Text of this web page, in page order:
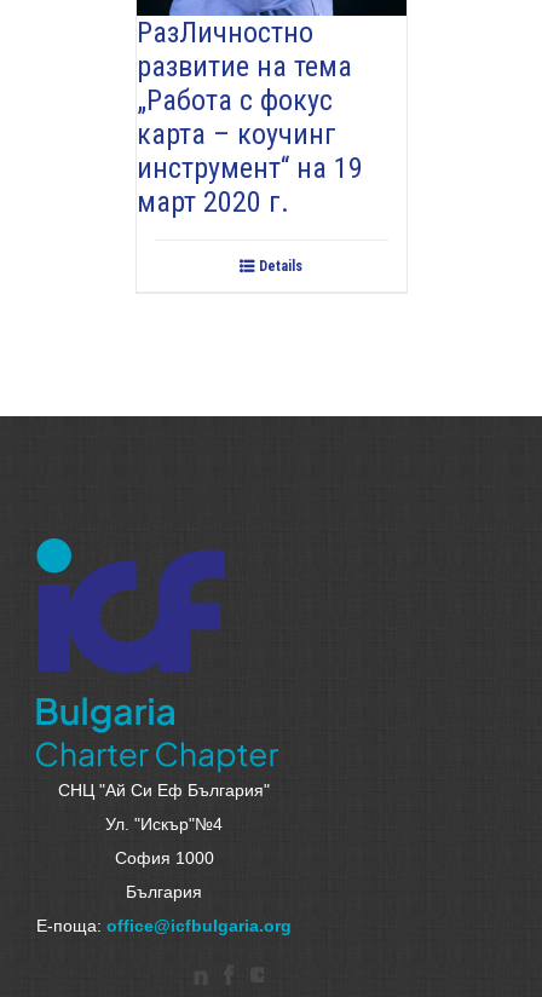
РазЛичностно
развитие на тема
„Работа с фокус
карта – коучинг
инструмент“ на 19
март 2020 г.
Details
СНЦ "Ай Си Еф България"
Ул. "Искър"№4
София 1000
България
Е-поща: office@icfbulgaria.org